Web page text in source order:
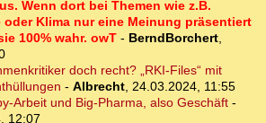
Wenn dort bei Themen wie z.B.
oder Klima nur eine Meinung präsentiert
100% wahr. owT - BerndBorchert,
doch recht? „RKI-Files“ mit
- Albrecht, 24.03.2024, 11:55
Arbeit und Big-Pharma, also Geschäft-
12:07